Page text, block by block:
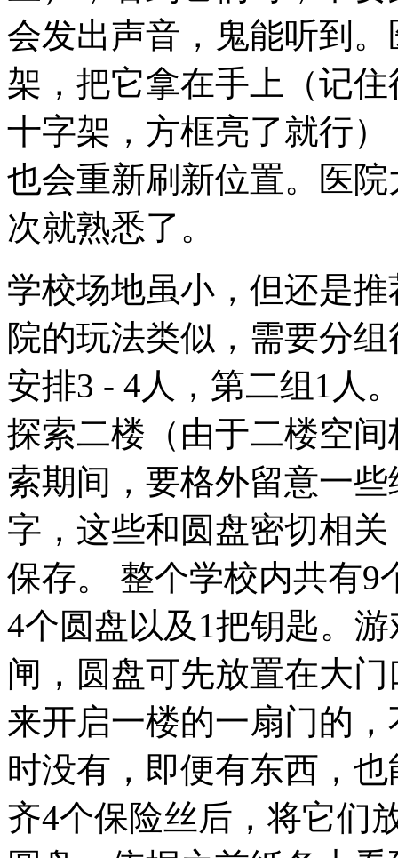
会发出声音，鬼能听到
架，把它拿在手上（记
十字架，方框亮了就行
也会重新刷新位置。医
次就熟悉了。
学校场地虽小，但还是
院的玩法类似，需要分
安排3 - 4人，第二组1人
探索二楼（由于二楼空
索期间，要格外留意一
字，这些和圆盘密切相
保存。 整个学校内共有9
4个圆盘以及1把钥匙。
闸，圆盘可先放置在大
来开启一楼的一扇门的
时没有，即便有东西，
齐4个保险丝后，将它们